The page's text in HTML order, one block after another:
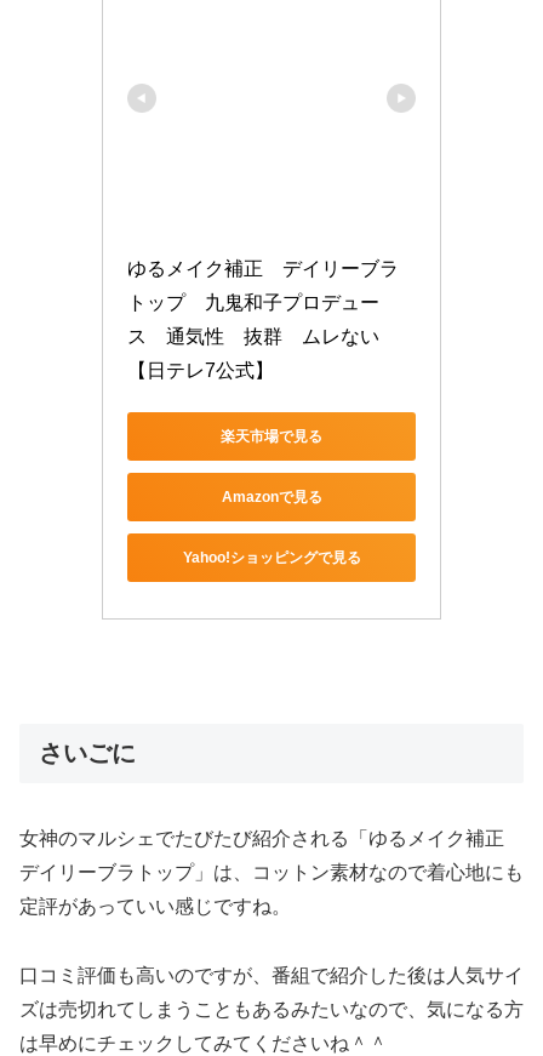
ゆるメイク補正　デイリーブラ
トップ　九鬼和子プロデュー
ス　通気性　抜群　ムレない
【日テレ7公式】
楽天市場で見る
Amazonで見る
Yahoo!ショッピングで見る
さいごに
女神のマルシェでたびたび紹介される「ゆるメイク補正
デイリーブラトップ」は、コットン素材なので着心地にも
定評があっていい感じですね。
口コミ評価も高いのですが、番組で紹介した後は人気サイ
ズは売切れてしまうこともあるみたいなので、気になる方
は早めにチェックしてみてくださいね＾＾